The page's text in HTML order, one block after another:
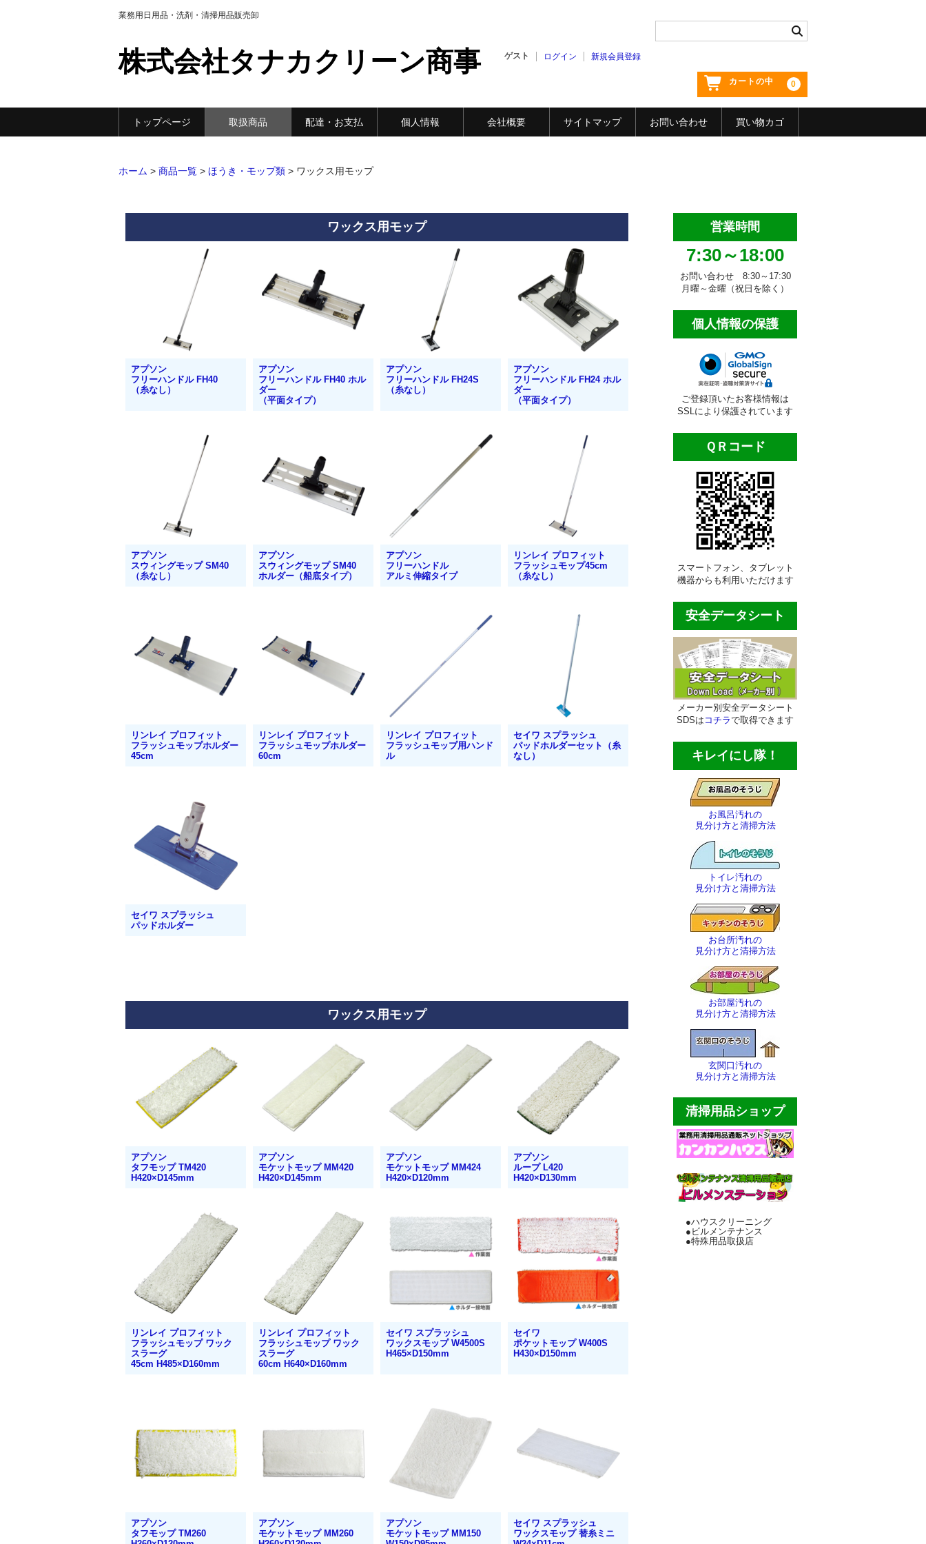
業務用日用品・洗剤・清掃用品販売卸
株式会社タナカクリーン商事 ゲスト ログイン 新規会員登録
カートの中 0
トップページ 取扱商品 配達・お支払 個人情報 会社概要 サイトマップ お問い合わせ 買い物カゴ
ホーム > 商品一覧 > ほうき・モップ類 > ワックス用モップ
ワックス用モップ
アプソン
フリーハンドル FH40
（糸なし）
アプソン
フリーハンドル FH40 ホル
ダー
（平面タイプ）
アプソン
フリーハンドル FH24S
（糸なし）
アプソン
フリーハンドル FH24 ホル
ダー
（平面タイプ）
アプソン
スウィングモップ SM40
（糸なし）
アプソン
スウィングモップ SM40
ホルダー（船底タイプ）
アプソン
フリーハンドル
アルミ伸縮タイプ
リンレイ プロフィット
フラッシュモップ45cm
（糸なし）
リンレイ プロフィット
フラッシュモップホルダー
45cm
リンレイ プロフィット
フラッシュモップホルダー
60cm
リンレイ プロフィット
フラッシュモップ用ハンド
ル
セイワ スプラッシュ
パッドホルダーセット（糸
なし）
セイワ スプラッシュ
パッドホルダー
ワックス用モップ
アプソン
タフモップ TM420
H420×D145mm
アプソン
モケットモップ MM420
H420×D145mm
アプソン
モケットモップ MM424
H420×D120mm
アプソン
ループ L420
H420×D130mm
リンレイ プロフィット
フラッシュモップ ワック
スラーグ
45cm H485×D160mm
リンレイ プロフィット
フラッシュモップ ワック
スラーグ
60cm H640×D160mm
セイワ スプラッシュ
ワックスモップ W4500S
H465×D150mm
セイワ
ポケットモップ W400S
H430×D150mm
アプソン
タフモップ TM260
アプソン
モケットモップ MM260
アプソン
モケットモップ MM150
セイワ スプラッシュ
ワックスモップ 替糸ミニ
営業時間
7:30～18:00
お問い合わせ 8:30～17:30
月曜～金曜（祝日を除く）
個人情報の保護
ご登録頂いたお客様情報は
SSLにより保護されています
ＱＲコード
スマートフォン、タブレット
機器からも利用いただけます
安全データシート
メーカー別安全データシート
SDSは コチラで取得できます
キレイにし隊！
お風呂汚れの
見分け方と清掃方法
トイレ汚れの
見分け方と清掃方法
お台所汚れの
見分け方と清掃方法
お部屋汚れの
見分け方と清掃方法
玄関口汚れの
見分け方と清掃方法
清掃用品ショップ
●ハウスクリーニング
●ビルメンテナンス
●特殊用品取扱店